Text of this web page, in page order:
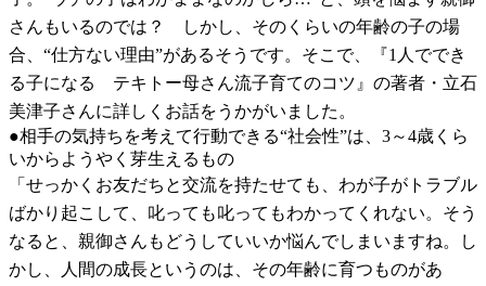
さんもいるのでは？ しかし、そのくらいの年齢の子の場
合、“仕方ない理由”があるそうです。そこで、『1人ででき
る子になる テキトー母さん流子育てのコツ』の著者・立石
美津子さんに詳しくお話をうかがいました。
●相手の気持ちを考えて行動できる“社会性”は、3～4歳くら
いからようやく芽生えるもの
「せっかくお友だちと交流を持たせても、わが子がトラブル
ばかり起こして、叱っても叱ってもわかってくれない。そう
なると、親御さんもどうしていいか悩んでしまいますね。し
かし、人間の成長というのは、その年齢に育つものがあ